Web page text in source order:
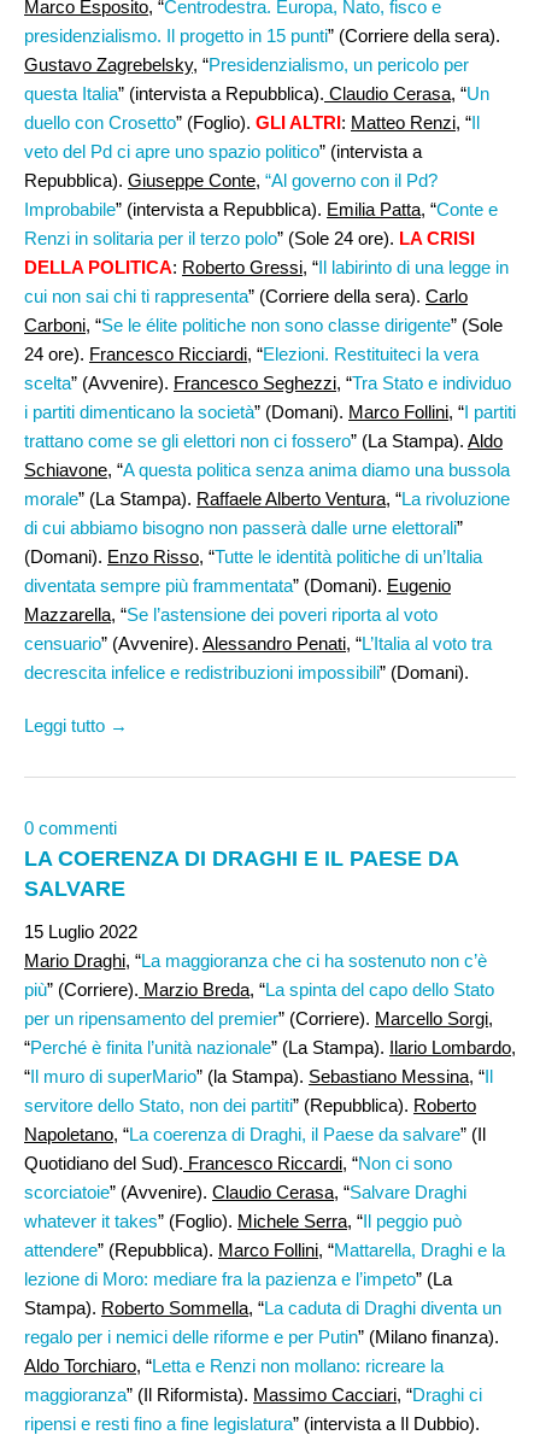
Marco Esposito, “Centrodestra. Europa, Nato, fisco e
presidenzialismo. Il progetto in 15 punti” (Corriere della sera).
Gustavo Zagrebelsky, “Presidenzialismo, un pericolo per
questa Italia” (intervista a Repubblica). Claudio Cerasa, “Un
duello con Crosetto” (Foglio). GLI ALTRI: Matteo Renzi, “Il
veto del Pd ci apre uno spazio politico” (intervista a
Repubblica). Giuseppe Conte, “Al governo con il Pd?
Improbabile” (intervista a Repubblica). Emilia Patta, “Conte e
Renzi in solitaria per il terzo polo” (Sole 24 ore). LA CRISI
DELLA POLITICA: Roberto Gressi, “Il labirinto di una legge in
cui non sai chi ti rappresenta” (Corriere della sera). Carlo
Carboni, “Se le élite politiche non sono classe dirigente” (Sole
24 ore). Francesco Ricciardi, “Elezioni. Restituiteci la vera
scelta” (Avvenire). Francesco Seghezzi, “Tra Stato e individuo
i partiti dimenticano la società” (Domani). Marco Follini, “I partiti
trattano come se gli elettori non ci fossero” (La Stampa). Aldo
Schiavone, “A questa politica senza anima diamo una bussola
morale” (La Stampa). Raffaele Alberto Ventura, “La rivoluzione
di cui abbiamo bisogno non passerà dalle urne elettorali”
(Domani). Enzo Risso, “Tutte le identità politiche di un’Italia
diventata sempre più frammentata” (Domani). Eugenio
Mazzarella, “Se l’astensione dei poveri riporta al voto
censuario” (Avvenire). Alessandro Penati, “L’Italia al voto tra
decrescita infelice e redistribuzioni impossibili” (Domani).
Leggi tutto →
0 commenti
LA COERENZA DI DRAGHI E IL PAESE DA
SALVARE
15 Luglio 2022
Mario Draghi, “La maggioranza che ci ha sostenuto non c’è
più” (Corriere). Marzio Breda, “La spinta del capo dello Stato
per un ripensamento del premier” (Corriere). Marcello Sorgi,
“Perché è finita l’unità nazionale” (La Stampa). Ilario Lombardo,
“Il muro di superMario” (la Stampa). Sebastiano Messina, “Il
servitore dello Stato, non dei partiti” (Repubblica). Roberto
Napoletano, “La coerenza di Draghi, il Paese da salvare” (Il
Quotidiano del Sud). Francesco Riccardi, “Non ci sono
scorciatoie” (Avvenire). Claudio Cerasa, “Salvare Draghi
whatever it takes” (Foglio). Michele Serra, “Il peggio può
attendere” (Repubblica). Marco Follini, “Mattarella, Draghi e la
lezione di Moro: mediare fra la pazienza e l’impeto” (La
Stampa). Roberto Sommella, “La caduta di Draghi diventa un
regalo per i nemici delle riforme e per Putin” (Milano finanza).
Aldo Torchiaro, “Letta e Renzi non mollano: ricreare la
maggioranza” (Il Riformista). Massimo Cacciari, “Draghi ci
ripensi e resti fino a fine legislatura” (intervista a Il Dubbio).